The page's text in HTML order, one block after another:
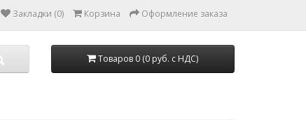
Закладки (0) Корзина Оформление заказа
Товаров 0 (0 руб. с НДС)